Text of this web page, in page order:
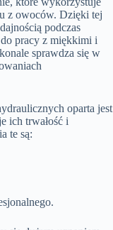
z owoców. Dzięki tej
podczas
do pracy z miękkimi i
sprawdza się w
oparta jest
ich trwałość i
te są: